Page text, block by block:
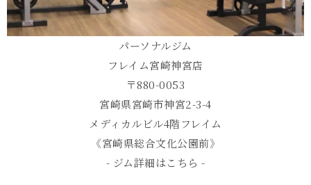
パーソナルジム
フレイム宮崎神宮店
〒880-0053
宮崎県宮崎市神宮2-3-4
メディカルビル4階フレイム
《宮崎県総合文化公園前》
- ジム詳細はこちら -